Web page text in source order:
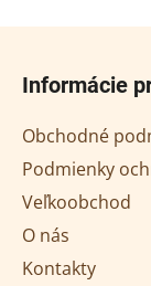
Informácie
Obchodné
Podmienky
Veľkoobchod
O nás
Kontakty